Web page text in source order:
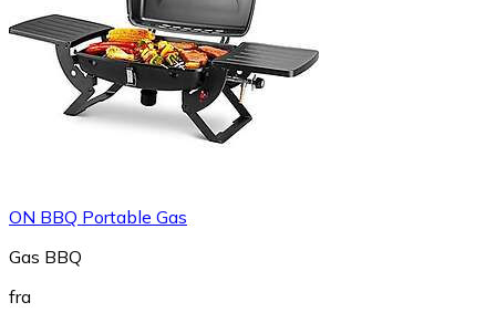
ON BBQ Portable Gas
Gas BBQ
fra